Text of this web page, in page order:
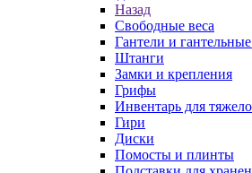
Назад
Свободные веса
Гантели и
Штанги
Замки и крепления
Грифы
Инвентарь для
Гири
Диски
Помосты и плинты